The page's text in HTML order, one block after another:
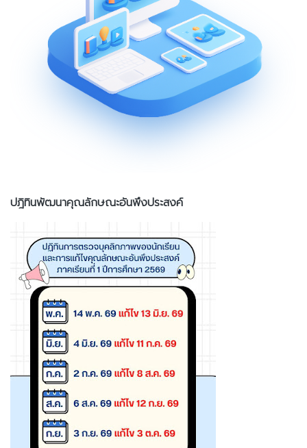
ปฎิทินพัฒนาคุณลักษณะอันพึงประสงค์